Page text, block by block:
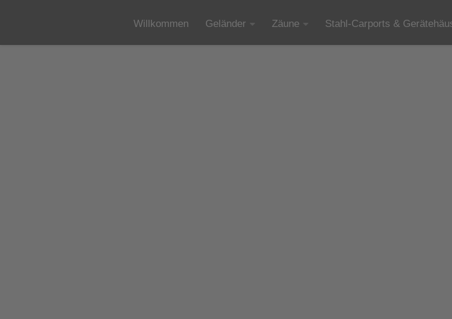
Willkommen Geländer Zäune Stahl-Carports &